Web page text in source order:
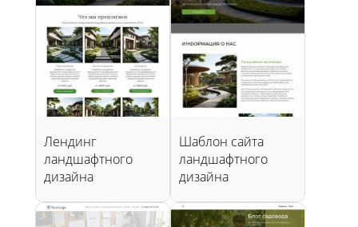
Лендинг
ландшафтного
дизайна
Шаблон сайта
ландшафтного
дизайна